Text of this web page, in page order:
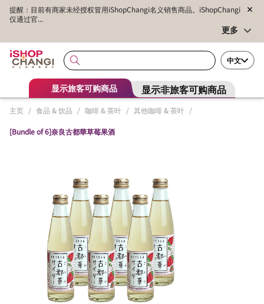
提醒：目前有商家未经授权冒用iShopChangi名义销售商品。iShopChangi
仅通过官...
更多
中文
显示旅客可购商品 显示非旅客可购商品
主页 / 食品 & 饮品 / 咖啡 & 茶叶 / 其他咖啡 & 茶叶 /
[Bundle of 6]奈良古都華草莓果酒